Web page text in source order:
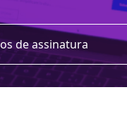
de assinatura